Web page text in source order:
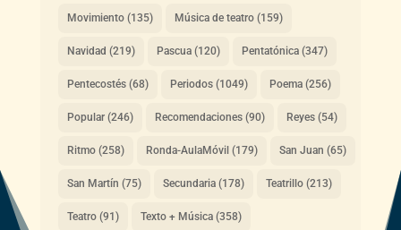
Movimiento(135) Música de teatro(159)
Navidad (219) Pascua(120) Pentatónica(347)
Pentecostés(68) Periodos(1049) Poema(256)
Popular(246) Recomendaciones(90) Reyes(54)
Ritmo(258) Ronda-AulaMóvil(179) San Juan (65)
San Martín (75) Secundaria(178) Teatrillo(213)
Teatro(91) Texto + Música(358)